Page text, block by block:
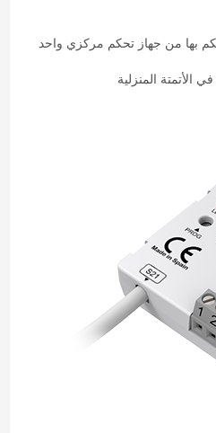
بها من جهاز تحكم مركزي واحد
الأتمتة المنزلية